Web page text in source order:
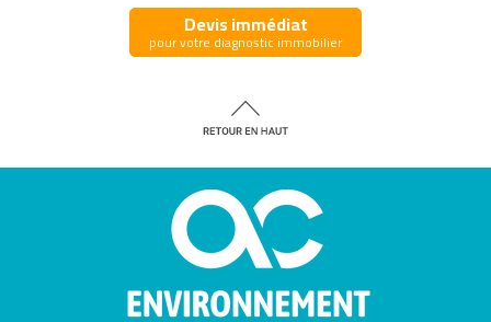
Devis immédiat
pour votre diagnostic immobilier